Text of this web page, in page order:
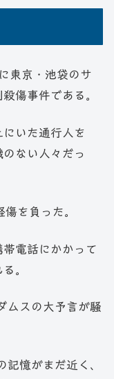
東京・池袋のサ
傷事件である。
いた通行人を
ない人々だっ
を負った。
電話にかかって
。
ムスの大予言が騒
憶がまだ近く、